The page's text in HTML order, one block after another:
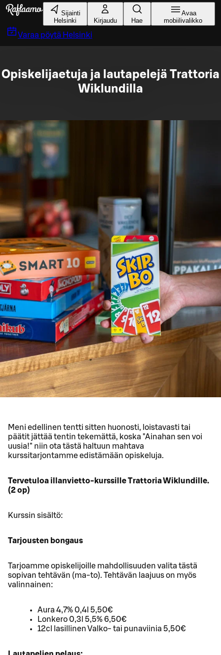
Siirry pääsisältöön
Sijainti
Helsinki
Kirjaudu Hae
Avaa
mobiilivalikko
Varaa pöytä Helsinki
Opiskelijaetuja ja lautapelejä Trattoria
Wiklundilla
Meni edellinen tentti sitten huonosti, loistavasti tai
päätit jättää tentin tekemättä, koska "Ainahan sen voi
uusia!" niin ota tästä haltuun mahtava
kurssitarjontamme edistämään opiskeluja.
Tervetuloa illanvietto-kurssille Trattoria Wiklundille.
(2 op)
Kurssin sisältö:
Tarjousten bongaus
Tarjoamme opiskelijoille mahdollisuuden valita tästä
sopivan tehtävän (ma-to). Tehtävän laajuus on myös
valinnainen:
Aura 4,7% 0,4l 5,50€
Lonkero 0,3l 5,5% 6,50€
12cl lasillinen Valko- tai punaviinia 5,50€